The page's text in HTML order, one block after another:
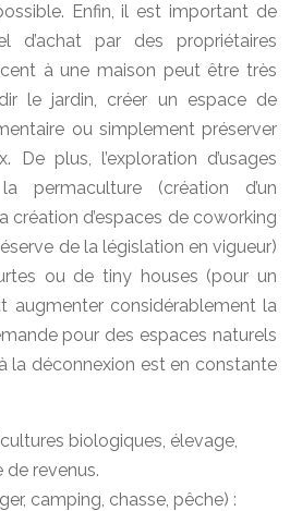
Enfin, il est important de
d’achat par des propriétaires
à une maison peut être très
le jardin, créer un espace de
ou simplement préserver
De plus, l’exploration d’usages
permaculture (création d’un
création d’espaces de coworking
de la législation en vigueur)
ou de tiny houses (pour un
augmenter considérablement la
pour des espaces naturels
la déconnexion est en constante
biologiques, élevage,
de revenus.
camping, chasse, pêche) :